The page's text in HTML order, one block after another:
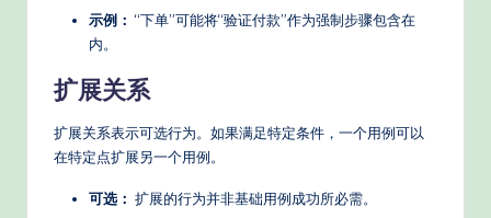
示例： “下单”可能将“验证付款”作为强制步骤包含在
内。
扩展关系
扩展关系表示可选行为。如果满足特定条件，一个用例可以
在特定点扩展另一个用例。
可选： 扩展的行为并非基础用例成功所必需。